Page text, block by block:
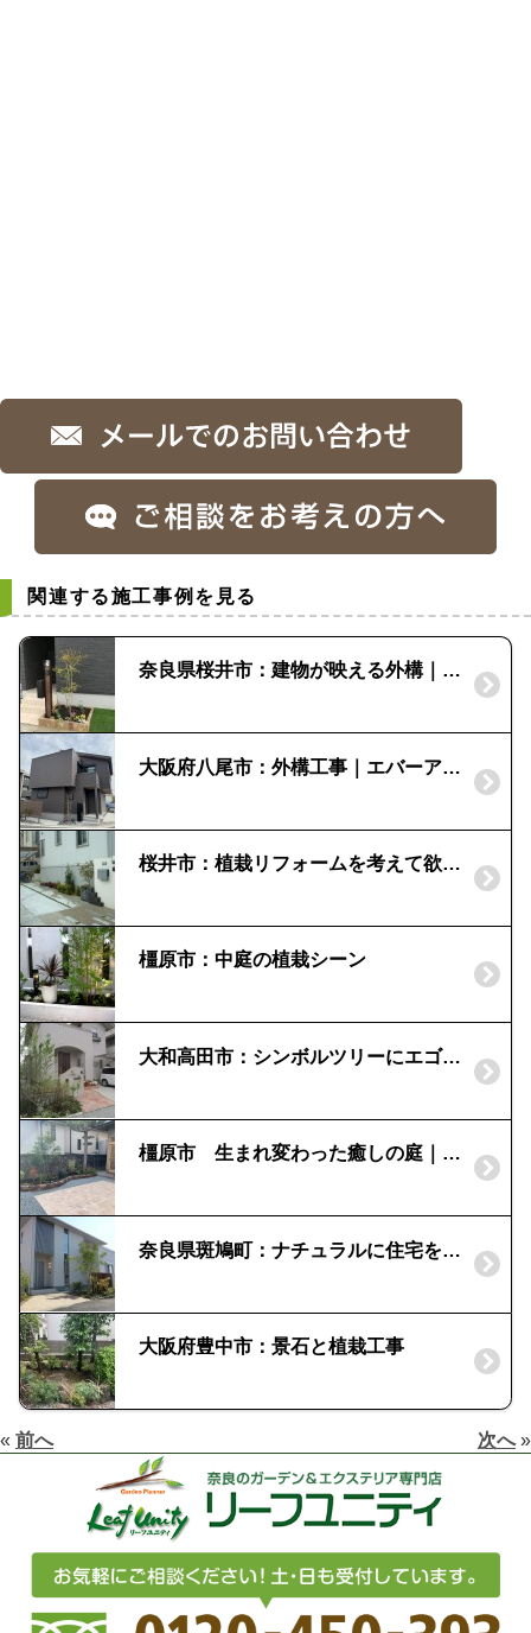
関連する施工事例を見る
奈良県桜井市：建物が映える外構｜三協「ファノーバ」
大阪府八尾市：外構工事｜エバーアートウッド｜栗石
桜井市：植栽リフォームを考えて欲しい！|ピンコロ石で花壇
橿原市：中庭の植栽シーン
大和高田市：シンボルツリーにエゴノキを｜緑溢れるエントランス
橿原市 生まれ変わった癒しの庭｜石積み補修
奈良県斑鳩町：ナチュラルに住宅を彩る外構
大阪府豊中市：景石と植栽工事
« 前へ 次へ»